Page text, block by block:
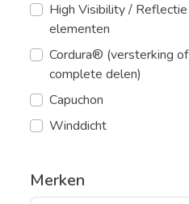
High Visibility / Reflectie
elementen
Cordura® (versterking of
complete delen)
Capuchon
Winddicht
Merken